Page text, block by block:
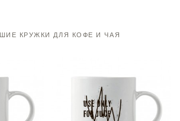
КРУЖКИ ДЛЯ КОФЕ И ЧАЯ